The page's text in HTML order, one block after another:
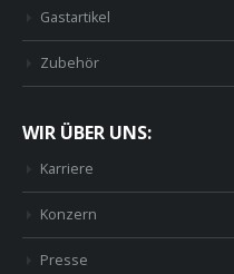
Gastartikel
Zubehör
WIR ÜBER UNS:
Karriere
Konzern
Presse